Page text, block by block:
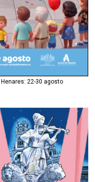
22-30 agosto